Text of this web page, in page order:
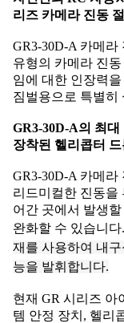
리즈 카메라 진동
GR3-30D-A 카메라
유형의 카메라 진
임에 대한 인장력
짐벌용으로 특별히
GR3-30D-A의 최대
장착된 헬리콥터
GR3-30D-A 카메
리드미컬한 진동을
어간 곳에서 발생
완화할 수 있습니다.
재를 사용하여 내
능을 발휘합니다.
현재 GR 시리즈 아
템 안정 장치, 헬리